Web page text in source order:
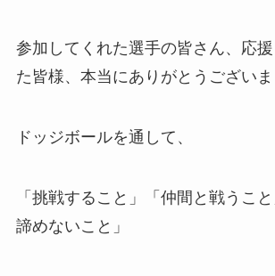
参加してくれた選手の皆さん、応
た皆様、本当にありがとうございま
ドッジボールを通して、
「挑戦すること」「仲間と戦うこ
諦めないこと」